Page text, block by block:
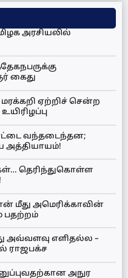
அரசியலில்
கைது
ஏற்றிச் சென்ற
வந்தடைந்தன;
அத்தியாயம்!
தெரிந்துகொள்ள
மீது அமெரிக்காவின்
பதற்றம்
அவ்வளவு எளிதல்ல –
ராஜபக்ச
அநுர